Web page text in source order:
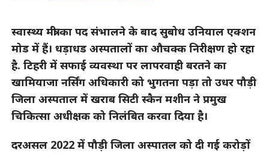
स्वास्थ्य मंत्री का पद संभालने के बाद सुबोध उनियाल एक्शन
मोड में हैं। धड़ाधड अस्पतालों का औचक्क निरीक्षण हो रहा
है. टिहरी में सफाई व्यवस्था पर लापरवाही बरतने का
खामियाजा नर्सिंग अधिकारी को भुगतना पड़ा तो उधर पौड़ी
जिला अस्पताल में खराब सिटी स्कैन मशीन ने प्रमुख
चिकित्सा अधीक्षक को निलंबित करवा दिया है।
दरअसल 2022 में पौड़ी जिला अस्पातल को दी गई करोड़ों